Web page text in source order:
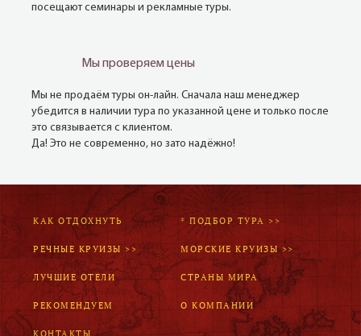
посещают семинары и рекламные туры.
Мы проверяем цены
Мы не продаём туры он-лайн. Сначала наш менеджер
убедится в наличии тура по указанной цене и только после
это связывается с клиентом.
Да! Это не современно, но зато надёжно!
КАК ОТДОХНУТЬ * ПОДБОР ТУРА >>
РЕЧНЫЕ КРУИЗЫ >> МОРСКИЕ КРУИЗЫ >>
ЛУЧШИЕ ОТЕЛИ СТРАНЫ МИРА
РЕКОМЕНДУЕМ О КОМПАНИИ
КОНТАКТЫ